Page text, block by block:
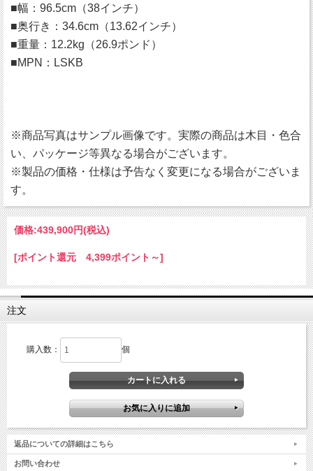
■幅：96.5cm（38インチ）
■奥行き：34.6cm（13.62インチ）
■重量：12.2kg（26.9ポンド）
■MPN：LSKB
※商品写真はサンプル画像です。実際の商品は木目・色合
い、パッケージ等異なる場合がございます。
※製品の価格・仕様は予告なく変更になる場合がございま
す。
価格:439,900円(税込)
[ポイント還元 4,399ポイント～]
注文
購入数： 個
返品についての詳細はこちら
お問い合わせ